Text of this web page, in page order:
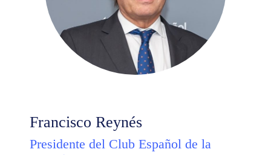
Francisco Reynés
Presidente del Club Español de la